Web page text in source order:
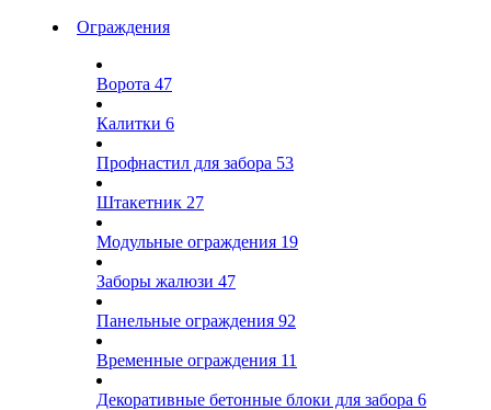
Ограждения
Ворота 47
Калитки 6
Профнастил для забора 53
Штакетник 27
Модульные ограждения 19
Заборы жалюзи 47
Панельные ограждения 92
Временные ограждения 11
Декоративные бетонные блоки для забора 6